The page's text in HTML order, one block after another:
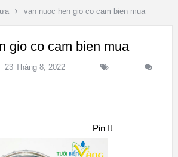
van nuoc hen gio co cam bien mua
gio co cam bien mua
23 Tháng 8, 2022
Pin It